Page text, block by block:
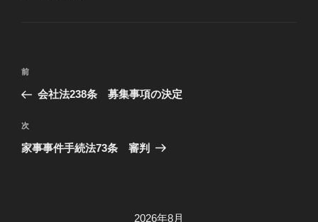
投
ビ
ゲ
過
去
投
稿
前
会社法238条 募集事項の決定
次
の
次
家事事件手続法73条 審判
2026年8月